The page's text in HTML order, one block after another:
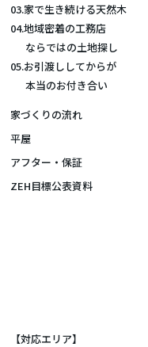
03.家で生き続ける天然木
04.地域密着の工務店
ならではの土地探し
05.お引渡ししてからが
本当のお付き合い
家づくりの流れ
平屋
アフター・保証
ZEH目標公表資料
【対応エリア】